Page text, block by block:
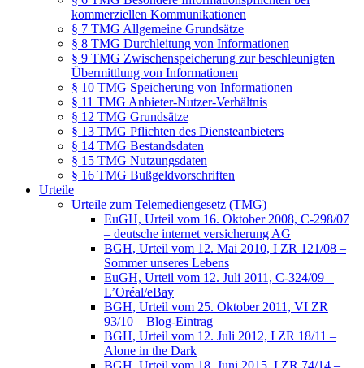
kommerziellen Kommunikationen
§ 7 TMG Allgemeine Grundsätze
§ 8 TMG Durchleitung von Informationen
§ 9 TMG Zwischenspeicherung zur beschleunigten
Übermittlung von Informationen
§ 10 TMG Speicherung von Informationen
§ 11 TMG Anbieter-Nutzer-Verhältnis
§ 12 TMG Grundsätze
§ 13 TMG Pflichten des Diensteanbieters
§ 14 TMG Bestandsdaten
§ 15 TMG Nutzungsdaten
§ 16 TMG Bußgeldvorschriften
Urteile
Urteile zum Telemediengesetz (TMG)
EuGH, Urteil vom 16. Oktober 2008, C-298/07
– deutsche internet versicherung AG
BGH, Urteil vom 12. Mai 2010, I ZR 121/08 –
Sommer unseres Lebens
EuGH, Urteil vom 12. Juli 2011, C-324/09 –
L’Oréal/eBay
BGH, Urteil vom 25. Oktober 2011, VI ZR
93/10 – Blog-Eintrag
BGH, Urteil vom 12. Juli 2012, I ZR 18/11 –
Alone in the Dark
BGH, Urteil vom 18. Juni 2015, I ZR 74/14 –